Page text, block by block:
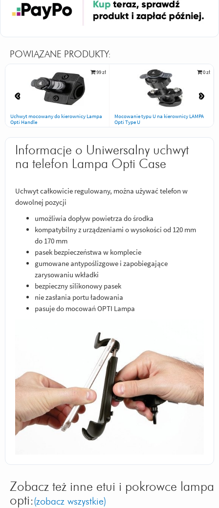
POWIĄZANE PRODUKTY:
99 zł
Uchwyt mocowany do kierownicy Lampa
Opti Handle
0 zł
Mocowanie typu U na kierownicy LAMPA
Opti Type U
Informacje o Uniwersalny uchwyt
na telefon Lampa Opti Case
Uchwyt całkowicie regulowany, można używać telefon w
dowolnej pozycji
umożliwia dopływ powietrza do środka
kompatybilny z urządzeniami o wysokości od 120 mm
do 170 mm
pasek bezpieczeństwa w komplecie
gumowane antypoślizgowe i zapobiegające
zarysowaniu wkładki
bezpieczny silikonowy pasek
nie zasłania portu ładowania
pasuje do mocowań OPTI Lampa
Zobacz też inne etui i pokrowce lampa
opti:(zobacz wszystkie)